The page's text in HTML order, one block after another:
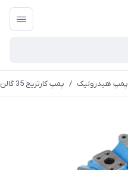
پمپ هیدرولیک / پمپ کارتریج 35 گالن|45V35